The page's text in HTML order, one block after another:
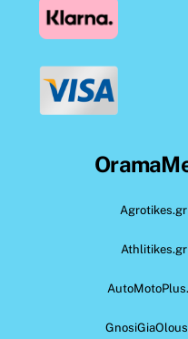
Agrotikes.gr
Athlitikes.gr